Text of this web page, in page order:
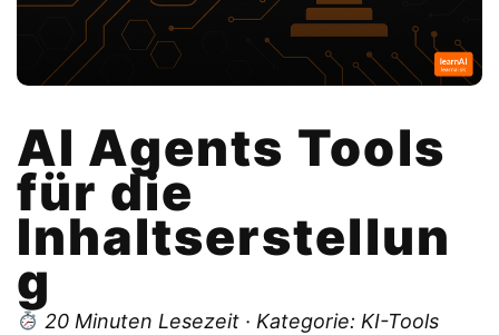
AI Agents Tools
für die
Inhaltserstellun
g
20 Minuten Lesezeit · Kategorie: KI-Tools